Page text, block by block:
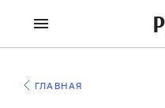
ГЛАВНАЯ